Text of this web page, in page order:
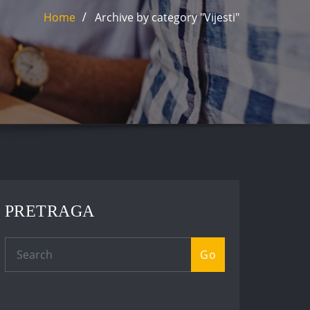
Home Archive by category "Vijesti"
PRETRAGA
Go